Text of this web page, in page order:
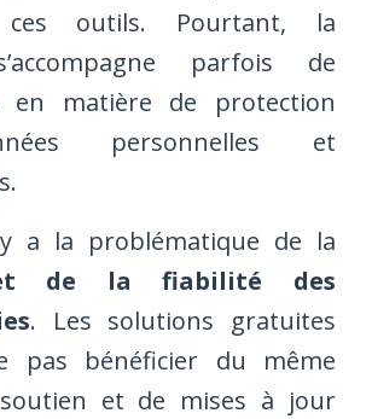
outils. Pourtant, la
parfois de
en matière de protection
personnelles et
a la problématique de la
de la fiabilité des
. Les solutions gratuites
pas bénéficier du même
et de mises à jour